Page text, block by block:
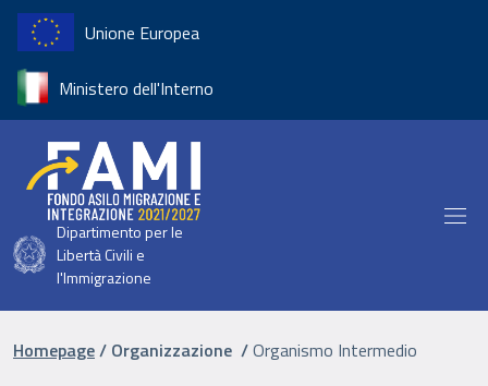
Salta al contenuto principale
Unione Europea
Ministero dell'Interno
Dipartimento per le
Libertà Civili e
l'Immigrazione
Briciole di pane
Homepage Organizzazione Organismo Intermedio